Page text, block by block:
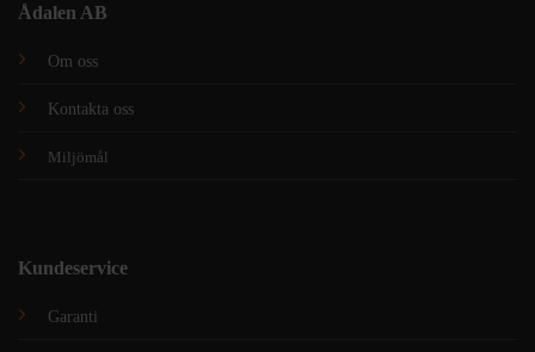
Ådalen AB
Om oss
Kontakta oss
Miljömål
Kundeservice
Garanti